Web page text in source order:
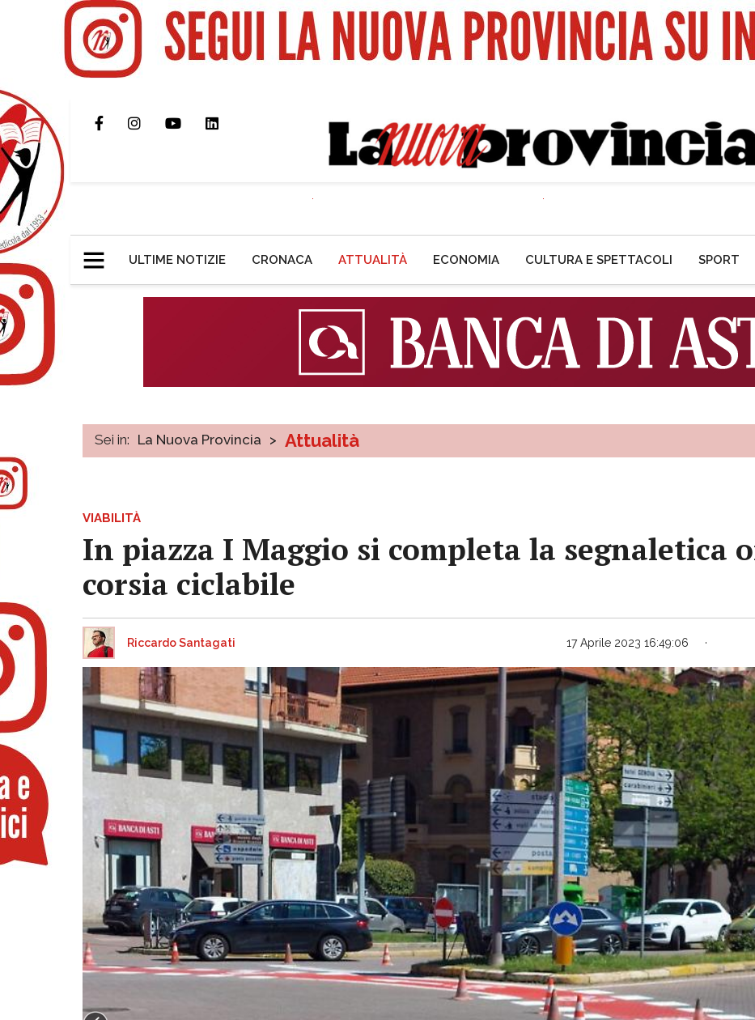
ULTIME NOTIZIE CRONACA ATTUALITÀ ECONOMIA CULTURA E SPETTACOLI SPORT
Sei in: La Nuova Provincia > Attualità
VIABILITÀ
In piazza I Maggio si completa la segnaletica
corsia ciclabile
Riccardo Santagati 17 Aprile 2023 16:49:06